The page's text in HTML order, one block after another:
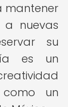
mantener
nuevas
su
es un
un